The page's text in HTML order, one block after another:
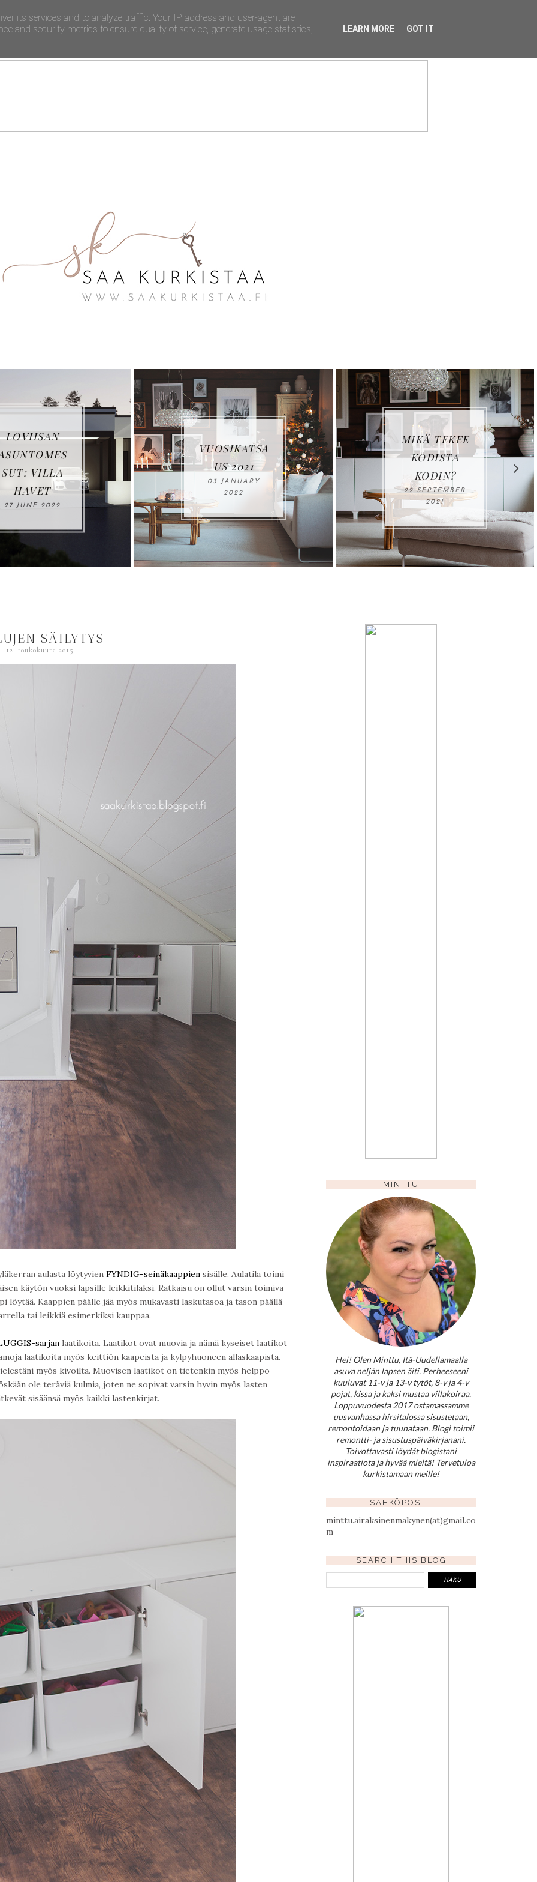
VUOSIKATSA
US 2021
03 JANUARY
2022
MIKÄ TEKEE
KODISTA
KODIN?
22 SEPTEMBER
LOVIISAN
ASUNTOMES
SUT: KOHDE
17, VILLA
HAVET
15 JUNE 2023
SÄILYTYS
12. toukokuuta 2015
aulasta löytyvien FYNDIG-seinäkaappiensisälle. Aulatila toimi
käytön vuoksi lapsille leikkitilaksi. Ratkaisu on ollut varsin toimiva
Kaappien päälle jää myös mukavasti laskutasoa ja tason päällä
tai leikkiä esimerkiksi kauppaa.
sarjanlaatikoita. Laatikot ovat muovia ja nämä kyseiset laatikot
laatikoita myös keittiön kaapeista ja kylpyhuoneen allaskaapista.
myös kivoilta. Muovisen laatikot on tietenkin myös helppo
ole teräviä kulmia, joten ne sopivat varsin hyvin myös lasten
sisäänsä myös kaikki lastenkirjat.
MINTTU
Hei! Olen Minttu, Itä-Uudellamaalla
asuva neljän lapsen äiti. Perheeseeni
kuuluvat 11-v ja 13-v tytöt, 8-v ja 4-v
pojat, kissa ja kaksi mustaa villakoiraa.
Loppuvuodesta 2017 ostamassamme
uusvanhassa hirsitalossa sisustetaan,
remontoidaan ja tuunataan. Blogi toimii
remontti- ja sisustuspäiväkirjanani.
Toivottavasti löydät blogistani
inspiraatiota ja hyvää mieltä! Tervetuloa
kurkistamaan meille!
SÄHKÖPOSTI:
minttu.airaksinenmakynen(at)gmail.co
m
SEARCH THIS BLOG
its services and to analyze traffic. Your IP address and user-agent are
and security metrics to ensure quality of service, generate usage statistics,
LEARN MORE GOT IT